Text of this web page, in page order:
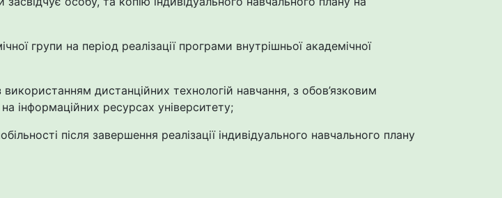
групи на період реалізації програми внутрішньої академічної
використанням дистанційних технологій навчання, з обов’язковим
інформаційних ресурсах університету;
після завершення реалізації індивідуального навчального плану